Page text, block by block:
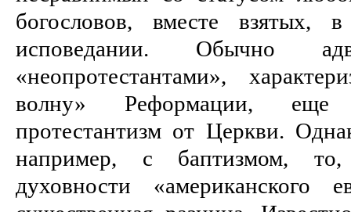
богословов, вместе взятых,
исповедании. Обычно
«неопротестантами»,
волну» Реформации, еще
протестантизм от Церкви.
например, с баптизмом,
духовности «американского